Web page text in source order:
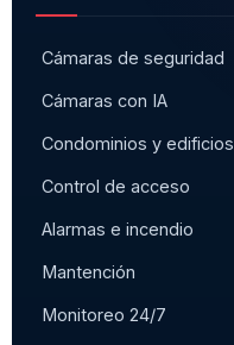
Cámaras de seguridad
Cámaras con IA
Condominios y edificios
Control de acceso
Alarmas e incendio
Mantención
Monitoreo 24/7